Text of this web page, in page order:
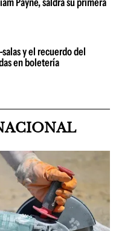
y el recuerdo del
en boletería